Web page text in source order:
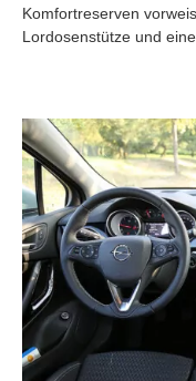
Komfortreserven
Lordosenstütze und